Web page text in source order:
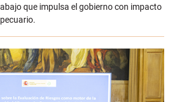
que impulsa el gobierno con impacto